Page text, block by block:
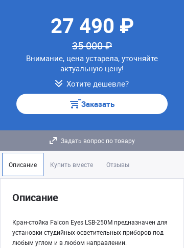
27 490 ₽
35 000 ₽
Внимание, цена устарела, уточняйте
актуальную цену!
Хотите дешевле?
Заказать
Задать вопрос по товару
Описание Купить вместе Отзывы
Описание
Кран-стойка Falcon Eyes LSB-250M предназначен для
установки студийных осветительных приборов под
любым углом и в любом направлении.